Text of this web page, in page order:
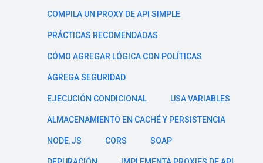
COMPILA UN PROXY DE API SIMPLE
PRÁCTICAS RECOMENDADAS
CÓMO AGREGAR LÓGICA CON POLÍTICAS
AGREGA SEGURIDAD
EJECUCIÓN CONDICIONAL USA VARIABLES
ALMACENAMIENTO EN CACHÉ Y PERSISTENCIA
NODE.JS CORS SOAP